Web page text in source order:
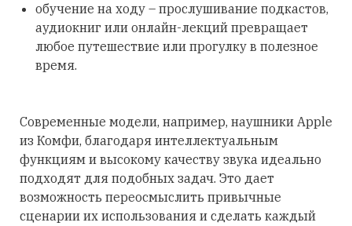
обучение на ходу – прослушивание подкастов,
аудиокниг или онлайн-лекций превращает
любое путешествие или прогулку в полезное
время.
Современные модели, например, наушники Apple
из Комфи, благодаря интеллектуальным
функциям и высокому качеству звука идеально
подходят для подобных задач. Это дает
возможность переосмыслить привычные
сценарии их использования и сделать каждый